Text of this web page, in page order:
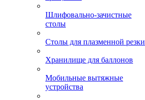
Шлифовально-зачистные
столы
Столы для плазменной резки
Хранилище для баллонов
Мобильные вытяжные
устройства